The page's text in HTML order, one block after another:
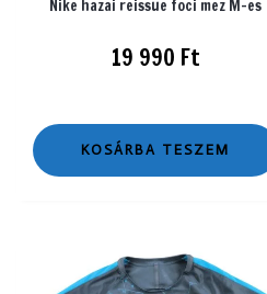
Nike hazai reissue foci mez M-es
19 990 Ft
KOSÁRBA TESZEM